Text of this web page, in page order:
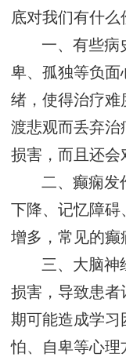
底对我们有什么
一、有些病
卑、孤独等负面
绪，使得治疗难
渡悲观而丢弃治
损害，而且还会
二、癫痫发
下降、记忆障碍
增多，常见的癫
三、大脑神
损害，导致患者
期可能造成学习
怕、自卑等心理